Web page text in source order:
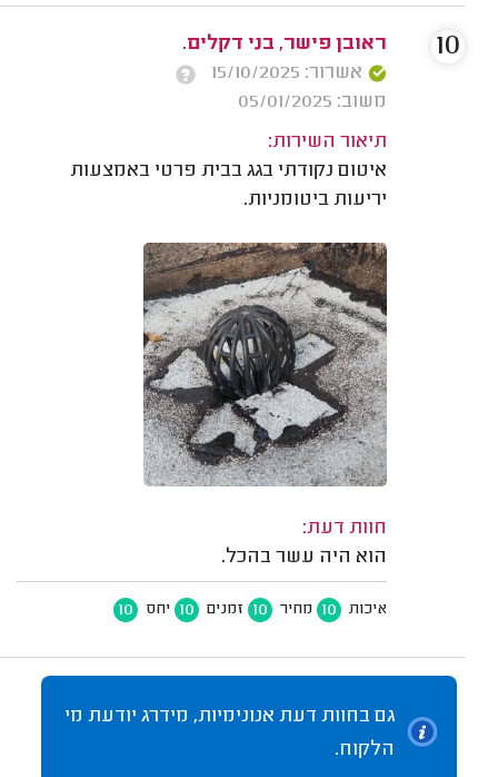
ראובן פישר, בני דקלים.
אשרור: 15/10/2025
משוב: 05/01/2025
תיאור השירות:
איטום נקודתי בגג בבית פרטי באמצעות
יריעות ביטומניות.
חוות דעת:
הוא היה עשר בהכל.
איכות 10 מחיר 10 זמנים 10 יחס 10
10
גם בחוות דעת אנונימיות, מידרג יודעת מי
הלקוח.